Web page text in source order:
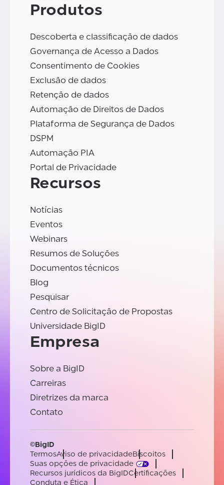
Produtos
Descoberta e classificação de dados
Governança de Acesso a Dados
Consentimento de Cookies
Exclusão de dados
Retenção de dados
Automação de Direitos de Dados
Plataforma de Segurança de Dados
DSPM
Automação PIA
Portal de Privacidade
Recursos
Notícias
Eventos
Webinars
Resumos de Soluções
Documentos técnicos
Blog
Pesquisar
Centro de Solicitação de Propostas
Universidade BigID
Empresa
Sobre a BigID
Carreiras
Diretrizes da marca
Contato
©BigID
TermosAviso de privacidadeBiscoitos
Suas opções de privacidade
Recursos jurídicos da BigIDCertificações
Conduta e Ética